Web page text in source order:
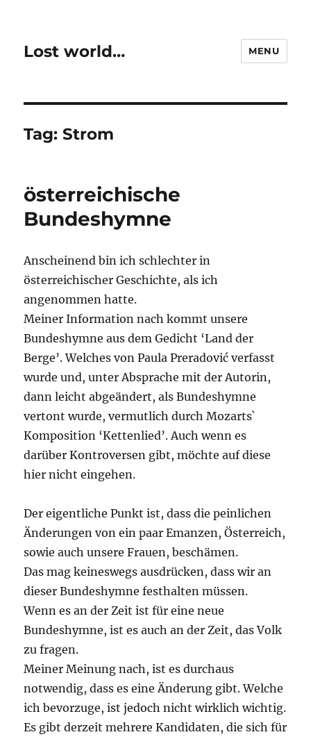
Lost world… MENU
Tag:Strom
österreichische
Bundeshymne
Anscheinend bin ich schlechter in
österreichischer Geschichte, als ich
angenommen hatte.
Meiner Information nach kommt unsere
Bundeshymne aus dem Gedicht ‘Land der
Berge’. Welches von Paula Preradović verfasst
wurde und, unter Absprache mit der Autorin,
dann leicht abgeändert, als Bundeshymne
vertont wurde, vermutlich durch Mozarts`
Komposition ‘Kettenlied’. Auch wenn es
darüber Kontroversen gibt, möchte auf diese
hier nicht eingehen.
Der eigentliche Punkt ist, dass die peinlichen
Änderungen von ein paar Emanzen, Österreich,
sowie auch unsere Frauen, beschämen.
Das mag keineswegs ausdrücken, dass wir an
dieser Bundeshymne festhalten müssen.
Wenn es an der Zeit ist für eine neue
Bundeshymne, ist es auch an der Zeit, das Volk
zu fragen.
Meiner Meinung nach, ist es durchaus
notwendig, dass es eine Änderung gibt. Welche
ich bevorzuge, ist jedoch nicht wirklich wichtig.
Es gibt derzeit mehrere Kandidaten, die sich für